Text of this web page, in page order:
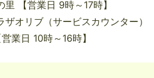
【営業日 9時～17時】
ザオリブ（サービスカウンター）
業日 10時～16時】